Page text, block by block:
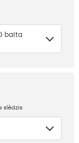
balta
slēdzis